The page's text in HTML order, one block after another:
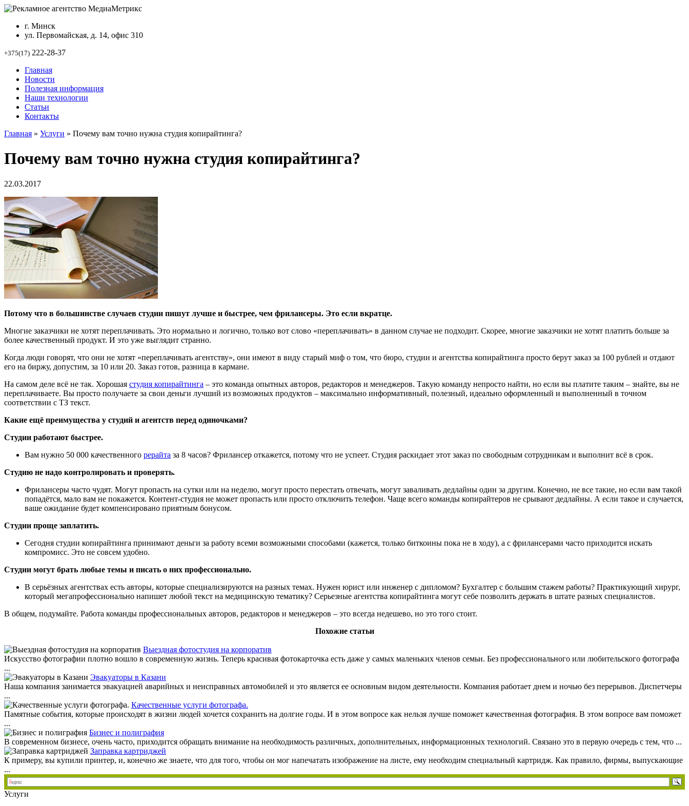
г. Минск
ул. Первомайская, д. 14, офис 310
+375(17) 222-28-37
Главная
Новости
Полезная информация
Наши технологии
Статьи
Контакты
Главная » Услуги » Почему вам точно нужна студия копирайтинга?
Почему вам точно нужна студия копирайтинга?
22.03.2017
Потому что в большинстве случаев студии пишут лучше и быстрее, чем фрилансеры. Это если вкратце.
Многие заказчики не хотят переплачивать. Это нормально и логично, только вот слово «переплачивать» в данном случае не подходит. Скорее, многие заказчики не хотят платить больше за
более качественный продукт. И это уже выглядит странно.
Когда люди говорят, что они не хотят «переплачивать агентству», они имеют в виду старый миф о том, что бюро, студии и агентства копирайтинга просто берут заказ за 100 рублей и отдают
его на биржу, допустим, за 10 или 20. Заказ готов, разница в кармане.
На самом деле всё не так. Хорошая студия копирайтинга – это команда опытных авторов, редакторов и менеджеров. Такую команду непросто найти, но если вы платите таким – знайте, вы не
переплачиваете. Вы просто получаете за свои деньги лучший из возможных продуктов – максимально информативный, полезный, идеально оформленный и выполненный в точном
соответствии с ТЗ текст.
Какие ещё преимущества у студий и агентств перед одиночками?
Студии работают быстрее.
Вам нужно 50 000 качественного рерайта за 8 часов? Фрилансер откажется, потому что не успеет. Студия раскидает этот заказ по свободным сотрудникам и выполнит всё в срок.
Студию не надо контролировать и проверять.
Фрилансеры часто чудят. Могут пропасть на сутки или на неделю, могут просто перестать отвечать, могут заваливать дедлайны один за другим. Конечно, не все такие, но если вам такой
попадётся, мало вам не покажется. Контент-студия не может пропасть или просто отключить телефон. Чаще всего команды копирайтеров не срывают дедлайны. А если такое и случается,
ваше ожидание будет компенсировано приятным бонусом.
Студии проще заплатить.
Сегодня студии копирайтинга принимают деньги за работу всеми возможными способами (кажется, только биткоины пока не в ходу), а с фрилансерами часто приходится искать
компромисс. Это не совсем удобно.
Студии могут брать любые темы и писать о них профессионально.
В серьёзных агентствах есть авторы, которые специализируются на разных темах. Нужен юрист или инженер с дипломом? Бухгалтер с большим стажем работы? Практикующий хирург,
который мегапрофессионально напишет любой текст на медицинскую тематику? Серьезные агентства копирайтинга могут себе позволить держать в штате разных специалистов.
В общем, подумайте. Работа команды профессиональных авторов, редакторов и менеджеров – это всегда недешево, но это того стоит.
Похожие статьи
Выездная фотостудия на корпоратив
Искусство фотографии плотно вошло в современную жизнь. Теперь красивая фотокарточка есть даже у самых маленьких членов семьи. Без профессионального или любительского фотографа
...
Эвакуаторы в Казани
Наша компания занимается эвакуацией аварийных и неисправных автомобилей и это является ее основным видом деятельности. Компания работает днем и ночью без перерывов. Диспетчеры
...
Качественные услуги фотографа.
Памятные события, которые происходят в жизни людей хочется сохранить на долгие годы. И в этом вопросе как нельзя лучше поможет качественная фотография. В этом вопросе вам поможет
...
Бизнес и полиграфия
В современном бизнесе, очень часто, приходится обращать внимание на необходимость различных, дополнительных, информационных технологий. Связано это в первую очередь с тем, что ...
Заправка картриджей
К примеру, вы купили принтер, и, конечно же знаете, что для того, чтобы он мог напечатать изображение на листе, ему необходим специальный картридж. Как правило, фирмы, выпускающие
...
Услуги